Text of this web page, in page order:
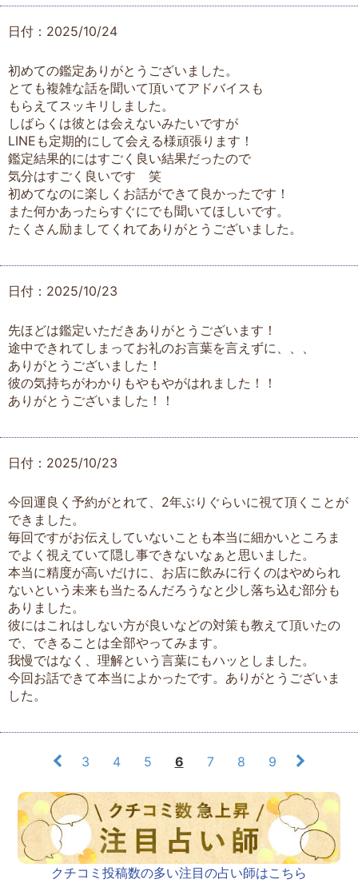
日付：2025/10/24
初めての鑑定ありがとうございました。
とても複雑な話を聞いて頂いてアドバイスも
もらえてスッキリしました。
しばらくは彼とは会えないみたいですが
LINEも定期的にして会える様頑張ります！
鑑定結果的にはすごく良い結果だったので
気分はすごく良いです 笑
初めてなのに楽しくお話ができて良かったです！
また何かあったらすぐにでも聞いてほしいです。
たくさん励ましてくれてありがとうございました。
日付：2025/10/23
先ほどは鑑定いただきありがとうございます！
途中できれてしまってお礼のお言葉を言えずに、、、
ありがとうございました！
彼の気持ちがわかりもやもやがはれました！！
ありがとうございました！！
日付：2025/10/23
今回運良く予約がとれて、2年ぶりぐらいに視て頂くことが
できました。
毎回ですがお伝えしていないことも本当に細かいところま
でよく視えていて隠し事できないなぁと思いました。
本当に精度が高いだけに、お店に飲みに行くのはやめられ
ないという未来も当たるんだろうなと少し落ち込む部分も
ありました。
彼にはこれはしない方が良いなどの対策も教えて頂いたの
で、できることは全部やってみます。
我慢ではなく、理解という言葉にもハッとしました。
今回お話できて本当によかったです。ありがとうございま
した。
3 4 5 6 7 8 9
クチコミ投稿数の多い注目の占い師はこちら